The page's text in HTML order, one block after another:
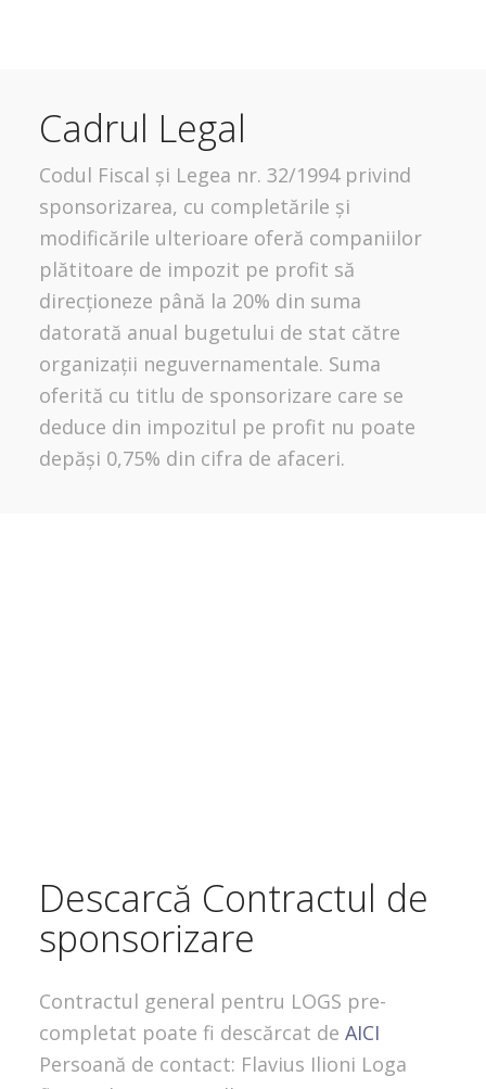
Cadrul Legal
Codul Fiscal și Legea nr. 32/1994 privind
sponsorizarea, cu completările și
modificările ulterioare oferă companiilor
plătitoare de impozit pe profit să
direcționeze până la 20% din suma
datorată anual bugetului de stat către
organizații neguvernamentale. Suma
oferită cu titlu de sponsorizare care se
deduce din impozitul pe profit nu poate
depăși 0,75% din cifra de afaceri.
Descarcă Contractul de
sponsorizare
Contractul general pentru LOGS pre-
completat poate fi descărcat de AICI
Persoană de contact: Flavius Ilioni Loga